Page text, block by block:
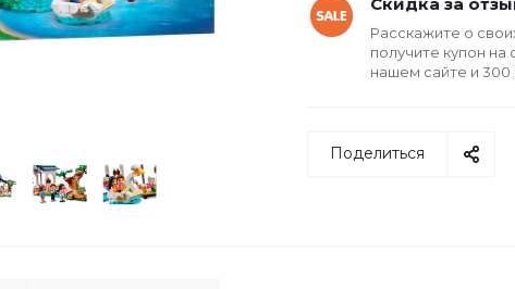
Расскажите о
получите купон на
нашем сайте и 300
Поделиться